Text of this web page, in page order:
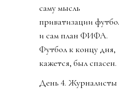
саму мысль
приватизации
и сам план ФИФА.
Футбол к концу дня,
кажется, был спасен.
День 4. Журналисты